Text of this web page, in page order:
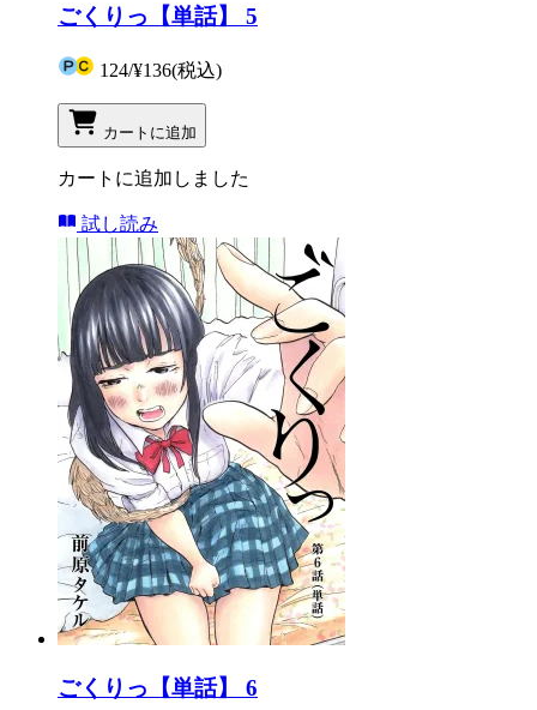
ごくりっ【単話】 5
124/¥136(税込)
カートに追加
カートに追加しました
試し読み
ごくりっ【単話】 6